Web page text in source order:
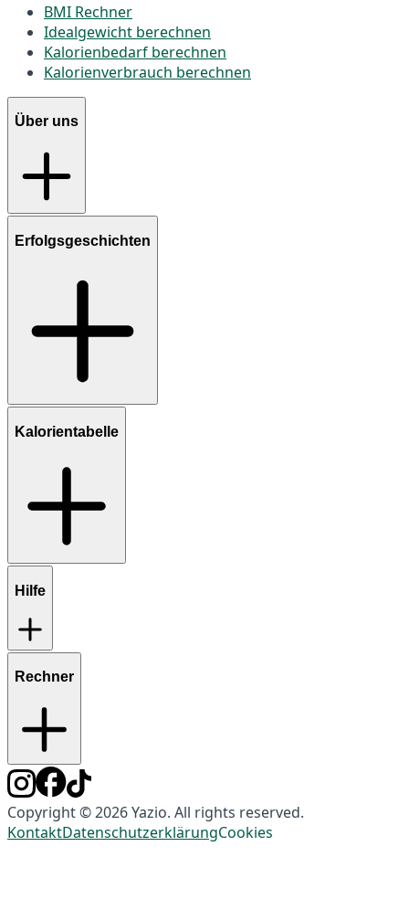
BMI Rechner
Idealgewicht berechnen
Kalorienbedarf berechnen
Kalorienverbrauch berechnen
Über uns
Erfolgsgeschichten
Kalorientabelle
Hilfe
Rechner
Copyright © 2026 Yazio. All rights reserved.
KontaktDatenschutzerklärungCookies